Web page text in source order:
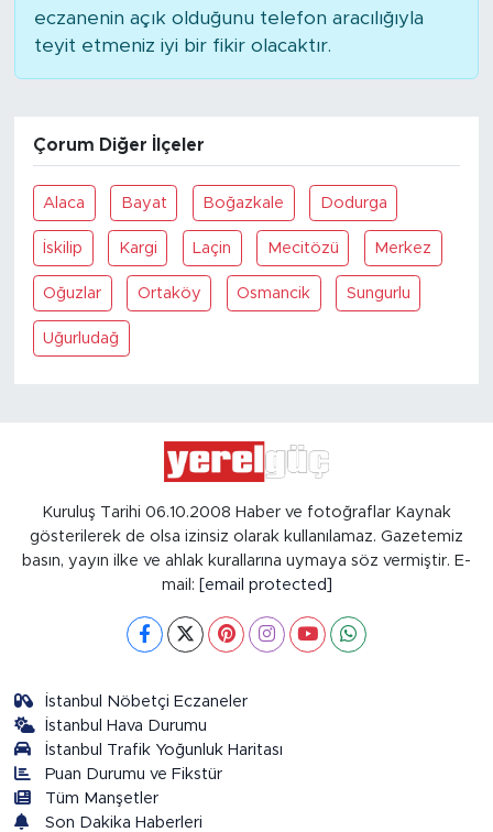
eczanenin açık olduğunu telefon aracılığıyla
teyit etmeniz iyi bir fikir olacaktır.
Çorum Diğer İlçeler
Alaca Bayat Boğazkale Dodurga
İskilip Kargi Laçin Mecitözü Merkez
Oğuzlar Ortaköy Osmancik Sungurlu
Uğurludağ
Kuruluş Tarihi 06.10.2008 Haber ve fotoğraflar Kaynak
gösterilerek de olsa izinsiz olarak kullanılamaz. Gazetemiz
basın, yayın ilke ve ahlak kurallarına uymaya söz vermiştir. E-
mail: [email protected]
İstanbul Nöbetçi Eczaneler
İstanbul Hava Durumu
İstanbul Trafik Yoğunluk Haritası
Puan Durumu ve Fikstür
Tüm Manşetler
Son Dakika Haberleri